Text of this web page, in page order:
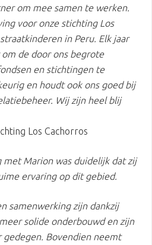
om mee samen te werken.
voor onze stichting Los
in Peru. Elk jaar
de door ons begrote
en stichtingen te
en houdt ook ons goed bij
Wij zijn heel blij
Los Cachorros
met Marion was duidelijk dat zij
ervaring op dit gebied.
samenwerking zijn dankzij
solide onderbouwd en zijn
Bovendien neemt